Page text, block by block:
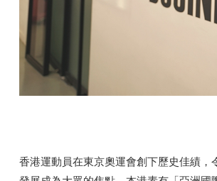
香港運動員在東京奧運會創下歷史佳績，